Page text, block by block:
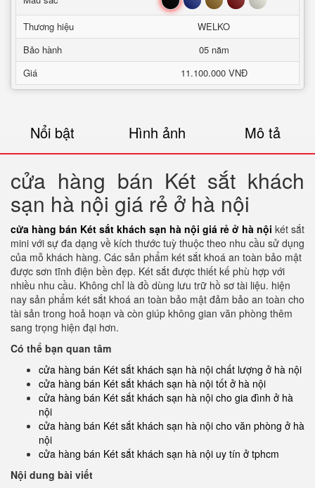
Thương hiệu
WELKO
Bảo hành
05 năm
Giá
11.100.000 VNĐ
Nổi bật Hình ảnh Mô tả
cửa hàng bán Két sắt khách
sạn hà nội giá rẻ ở hà nội
cửa hàng bán Két sắt khách sạn hà nội giá rẻ ở hà nội két sắt
mini với sự đa dạng về kích thước tuỳ thuộc theo nhu cầu sử dụng
của mỗ khách hàng. Các sản phẩm két sắt khoá an toàn bảo mật
được sơn tĩnh điện bền đẹp. Két sắt được thiết kế phù hợp với
nhiều nhu cầu. Không chỉ là đồ dùng lưu trữ hồ sơ tài liệu. hiện
nay sản phẩm két sắt khoá an toàn bảo mật đảm bảo an toàn cho
tài sản trong hoả hoạn và còn giúp không gian văn phòng thêm
sang trọng hiện đại hơn.
Có thể bạn quan tâm
cửa hàng bán Két sắt khách sạn hà nội chất lượng ở hà nội
cửa hàng bán Két sắt khách sạn hà nội tốt ở hà nội
cửa hàng bán Két sắt khách sạn hà nội cho gia đình ở hà
nội
cửa hàng bán Két sắt khách sạn hà nội cho văn phòng ở hà
nội
cửa hàng bán Két sắt khách sạn hà nội uy tín ở tphcm
Nội dung bài viết